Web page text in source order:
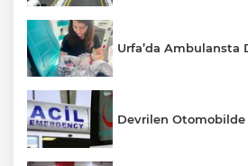
Urfa’da Ambulansta
Devrilen Otomobilde